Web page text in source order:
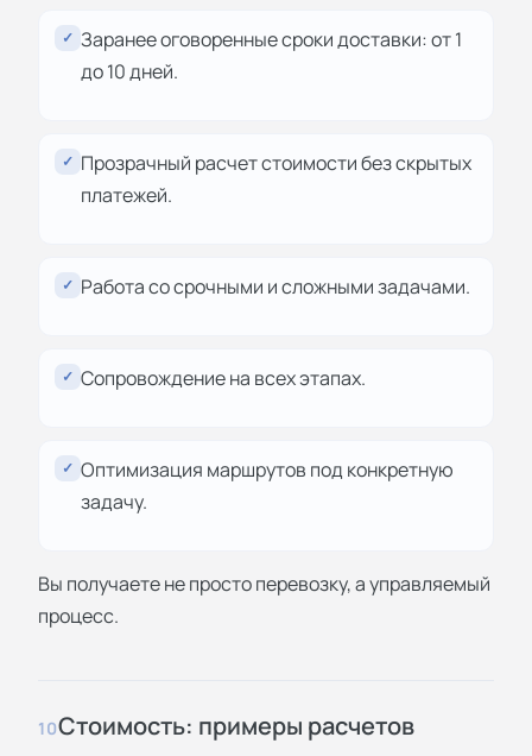
✓ Заранее оговоренные сроки доставки: от 1
до 10 дней.
✓ Прозрачный расчет стоимости без скрытых
платежей.
✓ Работа со срочными и сложными задачами.
✓ Сопровождение на всех этапах.
✓ Оптимизация маршрутов под конкретную
задачу.
Вы получаете не просто перевозку, а управляемый
процесс.
10Стоимость: примеры расчетов